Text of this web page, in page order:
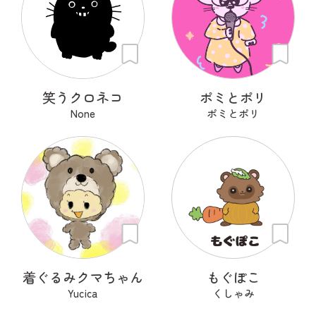
笑うクロネコ
None
ポミとポリ
ポミとポリ
着ぐるみクマちゃん
Yucica
もぐぽこ
くしゃみ